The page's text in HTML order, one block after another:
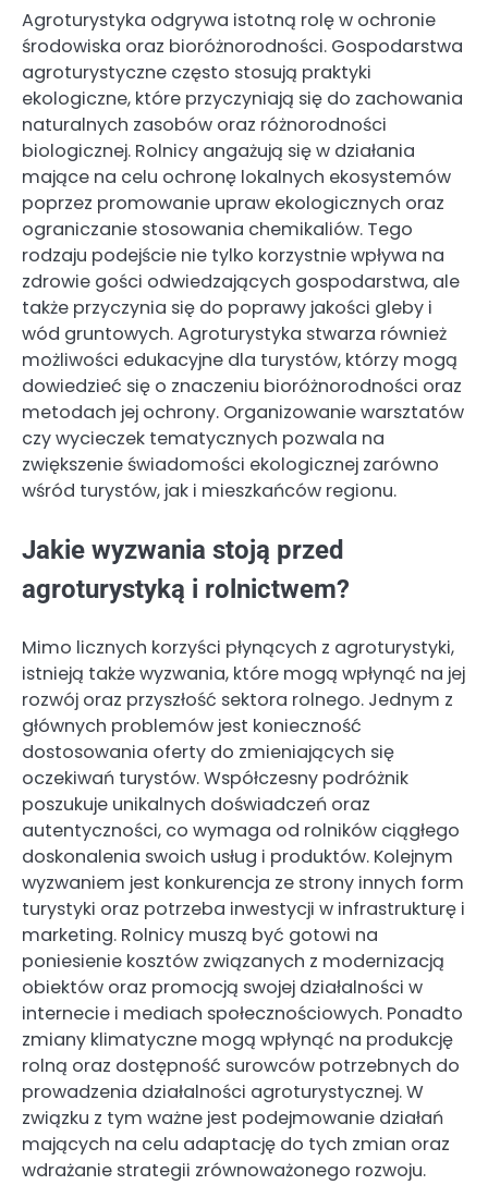
Agroturystyka odgrywa istotną rolę w ochronie
środowiska oraz bioróżnorodności. Gospodarstwa
agroturystyczne często stosują praktyki
ekologiczne, które przyczyniają się do zachowania
naturalnych zasobów oraz różnorodności
biologicznej. Rolnicy angażują się w działania
mające na celu ochronę lokalnych ekosystemów
poprzez promowanie upraw ekologicznych oraz
ograniczanie stosowania chemikaliów. Tego
rodzaju podejście nie tylko korzystnie wpływa na
zdrowie gości odwiedzających gospodarstwa, ale
także przyczynia się do poprawy jakości gleby i
wód gruntowych. Agroturystyka stwarza również
możliwości edukacyjne dla turystów, którzy mogą
dowiedzieć się o znaczeniu bioróżnorodności oraz
metodach jej ochrony. Organizowanie warsztatów
czy wycieczek tematycznych pozwala na
zwiększenie świadomości ekologicznej zarówno
wśród turystów, jak i mieszkańców regionu.
Jakie wyzwania stoją przed
agroturystyką i rolnictwem?
Mimo licznych korzyści płynących z agroturystyki,
istnieją także wyzwania, które mogą wpłynąć na jej
rozwój oraz przyszłość sektora rolnego. Jednym z
głównych problemów jest konieczność
dostosowania oferty do zmieniających się
oczekiwań turystów. Współczesny podróżnik
poszukuje unikalnych doświadczeń oraz
autentyczności, co wymaga od rolników ciągłego
doskonalenia swoich usług i produktów. Kolejnym
wyzwaniem jest konkurencja ze strony innych form
turystyki oraz potrzeba inwestycji w infrastrukturę i
marketing. Rolnicy muszą być gotowi na
poniesienie kosztów związanych z modernizacją
obiektów oraz promocją swojej działalności w
internecie i mediach społecznościowych. Ponadto
zmiany klimatyczne mogą wpłynąć na produkcję
rolną oraz dostępność surowców potrzebnych do
prowadzenia działalności agroturystycznej. W
związku z tym ważne jest podejmowanie działań
mających na celu adaptację do tych zmian oraz
wdrażanie strategii zrównoważonego rozwoju.